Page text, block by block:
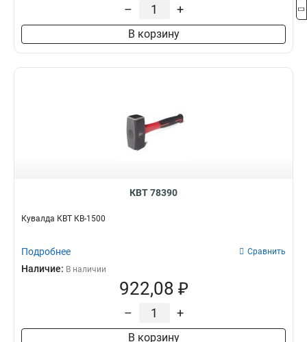
– +
В корзину
КВТ 78390
Кувалда КВТ КВ-1500
Подробнее Сравнить
Наличие: В наличии
922,08 ₽
– +
В корзину